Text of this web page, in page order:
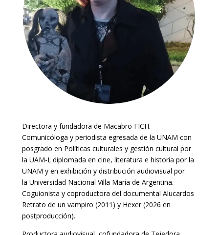
Directora y fundadora de Macabro FICH.
Comunicóloga y periodista egresada de la UNAM con
posgrado en Políticas culturales y gestión cultural por
la UAM-I; diplomada en cine, literatura e historia por la
UNAM y en exhibición y distribución audiovisual por
la Universidad Nacional Villa María de Argentina.
Coguionista y coproductora del documental Alucardos
Retrato de un vampiro (2011) y Hexer (2026 en
postproducción).